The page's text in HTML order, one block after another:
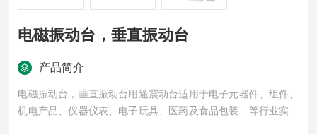
电磁振动台，垂直振动台
产品简介
电磁振动台，垂直振动台用途震动台适用于电子元器件、组件、
机电产品、仪器仪表、电子玩具、医药及食品包装…等行业实验
室及生产线上对样品进行低频振动试验。如品质鉴定试验，可靠